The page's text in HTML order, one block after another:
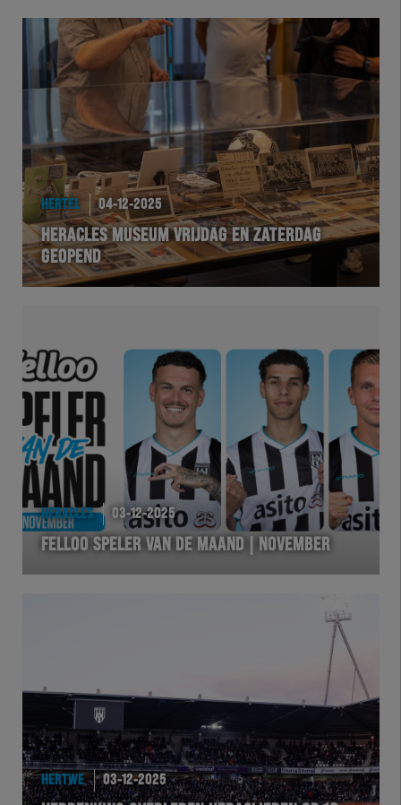
HERTEL 04-12-2025
HERACLES MUSEUM VRIJDAG EN ZATERDAG
GEOPEND
HERACLES 03-12-2025
FELLOO SPELER VAN DE MAAND | NOVEMBER
HERTWE 03-12-2025